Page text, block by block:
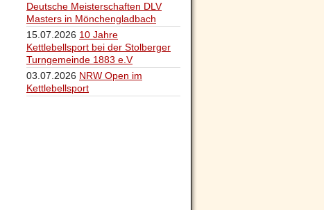
Deutsche Meisterschaften DLV
Masters in Mönchengladbach
15.07.2026 10 Jahre
Kettlebellsport bei der Stolberger
Turngemeinde 1883 e.V
03.07.2026 NRW Open im
Kettlebellsport